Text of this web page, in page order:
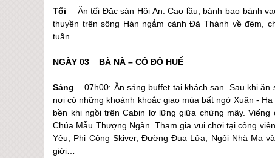
Tối Ăn tối Đặc sản Hội An: Cao lầu, bánh bao bánh
thuyền trên sông Hàn ngắm cảnh Đà Thành về đêm,
tuần.
NGÀY 03 BÀ NÀ – CÔ ĐÔ HUẾ (Ăn:
Sáng07h00: Ăn sáng buffet tại khách sạn. Sau khi
nơi có những khoảnh khoắc giao mùa bất ngờ Xuân -
bền khi ngồi trên Cabin lơ lững giữa chừng mây.
Chúa Mẫu Thượng Ngàn. Tham gia vui chơi tại công
Yêu, Phi Công Skiver, Đường Đua Lửa, Ngôi Nhà Ma
giới…